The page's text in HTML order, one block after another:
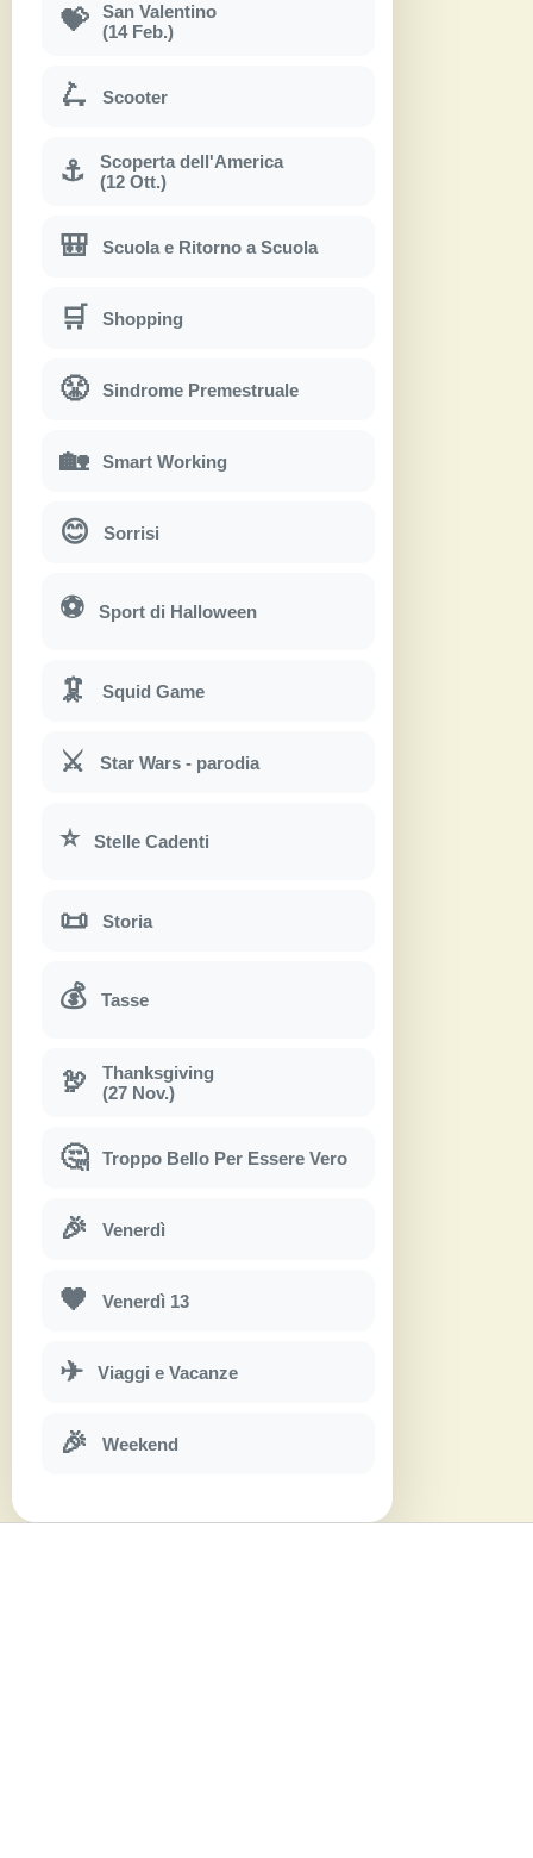
💝
San Valentino
(14 Feb.)
🛴 Scooter
⚓
Scoperta dell'America
(12 Ott.)
🎒 Scuola e Ritorno a Scuola
🛒 Shopping
😤 Sindrome Premestruale
🏡 Smart Working
😊 Sorrisi
⚽ Sport di Halloween
🦑 Squid Game
⚔ Star Wars - parodia
⭐ Stelle Cadenti
📜 Storia
💰 Tasse
🦃
Thanksgiving
(27 Nov.)
🤔 Troppo Bello Per Essere Vero
🎉 Venerdì
🖤 Venerdì 13
✈ Viaggi e Vacanze
🎉 Weekend